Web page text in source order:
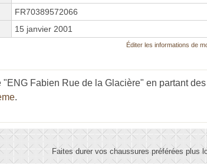
FR70389572066
15 janvier 2001
Éditer les informations de
"ENG Fabien Rue de la Glacière" en partant
.
Faites durer vos chaussures préférées plus